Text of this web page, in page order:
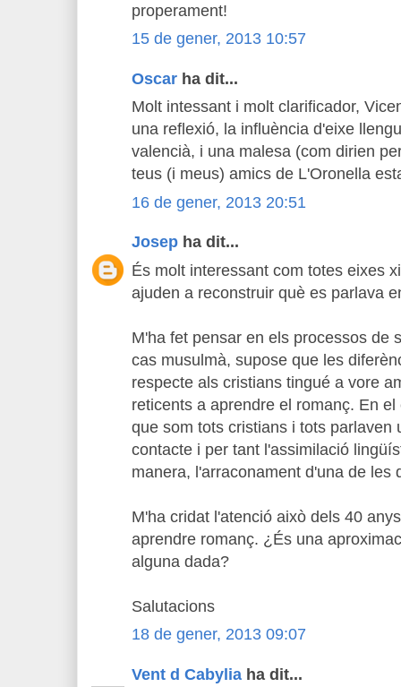
properament!
15 de gener, 2013 10:57
Oscar ha dit...
Molt intessant i molt clarificador,
una reflexió, la influència d'eixe
valencià, i una malesa (com dirien
teus (i meus) amics de L'Oronella
16 de gener, 2013 20:51
Josep ha dit...
És molt interessant com totes eixes
ajuden a reconstruir què es parlava
M'ha fet pensar en els processos de
cas musulmà, supose que les
respecte als cristians tingué a vore
reticents a aprendre el romanç. En
que som tots cristians i tots parlaven
contacte i per tant l'assimilació
manera, l'arraconament d'una de les
M'ha cridat l'atenció això dels 40
aprendre romanç. ¿És una
alguna dada?
Salutacions
18 de gener, 2013 09:07
Vent d Cabylia ha dit...